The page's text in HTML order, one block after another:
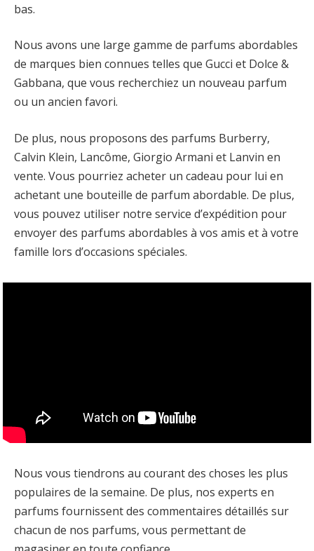
bas.
Nous avons une large gamme de parfums abordables
de marques bien connues telles que Gucci et Dolce &
Gabbana, que vous recherchiez un nouveau parfum
ou un ancien favori.
De plus, nous proposons des parfums Burberry,
Calvin Klein, Lancôme, Giorgio Armani et Lanvin en
vente. Vous pourriez acheter un cadeau pour lui en
achetant une bouteille de parfum abordable. De plus,
vous pouvez utiliser notre service d’expédition pour
envoyer des parfums abordables à vos amis et à votre
famille lors d’occasions spéciales.
Nous vous tiendrons au courant des choses les plus
populaires de la semaine. De plus, nos experts en
parfums fournissent des commentaires détaillés sur
chacun de nos parfums, vous permettant de